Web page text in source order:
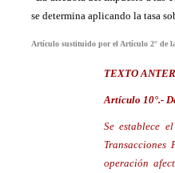
se determina aplicando la tasa
Artículo sustituido por el Artículo 2° de
TEXTO
Artículo 10°.-
Se establece
operación